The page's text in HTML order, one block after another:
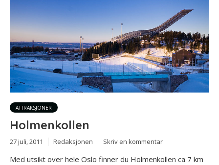
ATTRAKSJONER
Holmenkollen
27 juli, 2011 Redaksjonen Skriv en kommentar
Med utsikt over hele Oslo finner du Holmenkollen ca 7 km